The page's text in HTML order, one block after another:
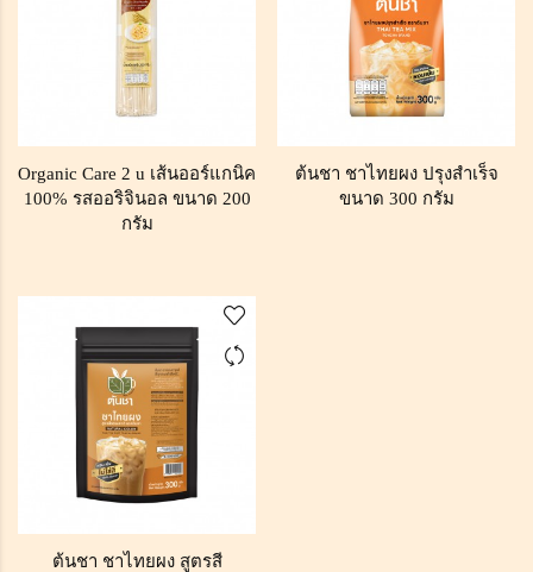
Organic Care 2 u เส้นออร์แกนิค
100% รสออริจินอล ขนาด 200
กรัม
ต้นชา ชาไทยผง ปรุงสำเร็จ
ขนาด 300 กรัม
ต้นชา ชาไทยผง สูตรสี